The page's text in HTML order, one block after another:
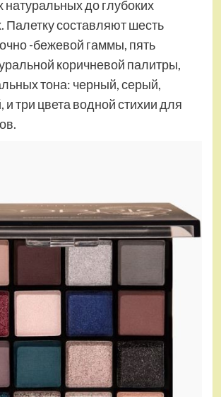
натуральных до глубоких
составляют шесть
-бежевой гаммы, пять
коричневой палитры,
тона: черный, серый,
и три цвета водной стихии для